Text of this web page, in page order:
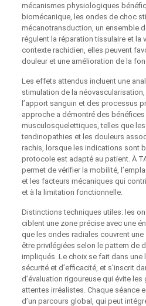
mécanismes physiologiques
biomécanique, les ondes de choc
mécanotransduction, un ensemble
régulent la réparation tissulaire et la
contexte rachidien, elles peuvent
douleur et une amélioration de la
Les effets attendus incluent une
stimulation de la
l’apport sanguin et des processus
approche a démontré des
musculosquelettiques, telles que
tendinopathies et les douleurs
rachis, lorsque les indications sont
protocole est adapté au patient. À
permet de vérifier la mobilité,
et les facteurs mécaniques qui
et à la limitation fonctionnelle.
Distinctions techniques utiles: les
ciblent une zone précise avec une
que les ondes radiales couvrent
être privilégiées selon le pattern de
impliqués. Le choix se fait dans une
sécurité et d’efficacité, et s’inscrit
d’évaluation rigoureuse qui évite
attentes irréalistes. Chaque séance
d’un parcours global, qui peut